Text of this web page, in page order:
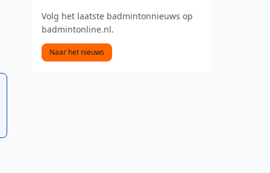
Volg het laatste badmintonnieuws op
badmintonline.nl.
Naar het nieuws